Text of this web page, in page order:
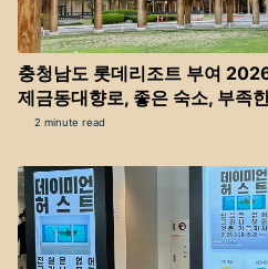
충청남도 롯데리조트 부여
제금동대향로, 좋은 숙소, 부족
2 minute read